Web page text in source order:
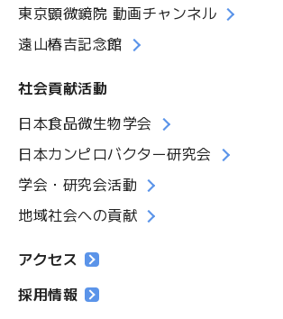
東京顕微鏡院 動画チャンネル
遠山椿吉記念館
社会貢献活動
日本食品微生物学会
日本カンピロバクター研究会
学会・研究会活動
地域社会への貢献
アクセス
採用情報